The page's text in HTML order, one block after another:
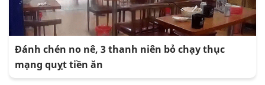
Đánh chén no nê, 3 thanh niên bỏ chạy thục
mạng quỵt tiền ăn